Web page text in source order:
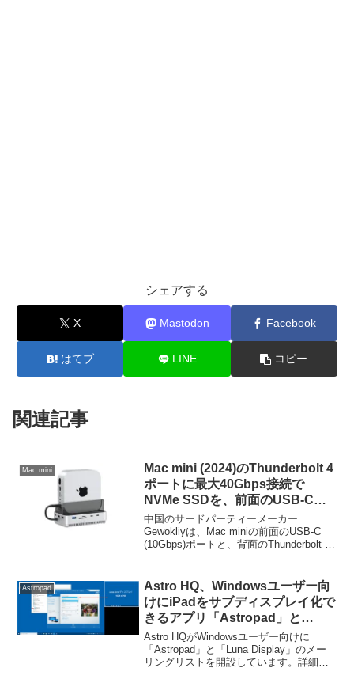
シェアする
X Mastodon Facebook
はてブ LINE コピー
関連記事
Mac mini
Mac mini (2024)のThunderbolt 4
ポートに最大40Gbps接続で
NVMe SSDを、前面のUSB-Cポ
ートに10GbpsでUSBハブを接続
しボトルネックを解決したMac
mini縦置きドックが発売。
中国のサードパーティーメーカー
Gewokliyは、Mac miniの前面のUSB-C
(10Gbps)ポートと、背面のThunderbolt 4
ボトルネックを解決した縦置きドック
「Gewokliy Vertical Mac Mini M4 2024
Dock Stand」を新たに発売しています。
Astropad
Astro HQ、Windowsユーザー向
けにiPadをサブディスプレイ化で
きるアプリ「Astropad」と
「Luna Display」のメーリング
リストを開設。
Astro HQがWindowsユーザー向けに
「Astropad」と「Luna Display」のメー
リングリストを開設しています。詳細は